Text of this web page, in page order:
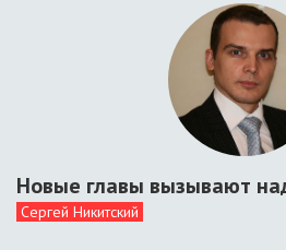
Новые главы вызывают
Сергей Никитский